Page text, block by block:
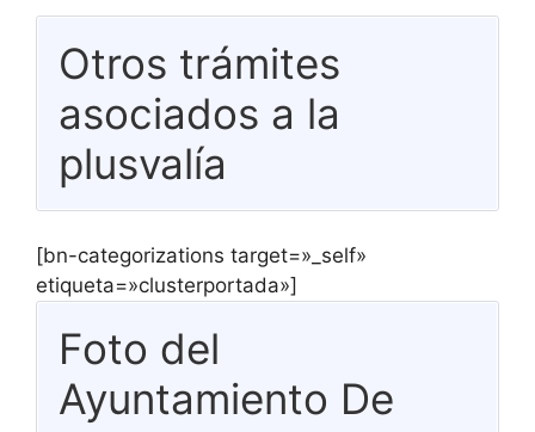
Otros trámites
asociados a la
plusvalía
[bn-categorizations target=»_self»
etiqueta=»clusterportada»]
Foto del
Ayuntamiento De